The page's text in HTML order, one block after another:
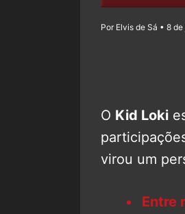
Por Elvis de Sá • 8
O Kid Loki
virou um
Entre